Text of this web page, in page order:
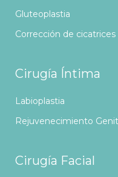
Gluteoplastia
Corrección de cicatrices
Cirugía Íntima
Labioplastia
Rejuvenecimiento
Cirugía Facial